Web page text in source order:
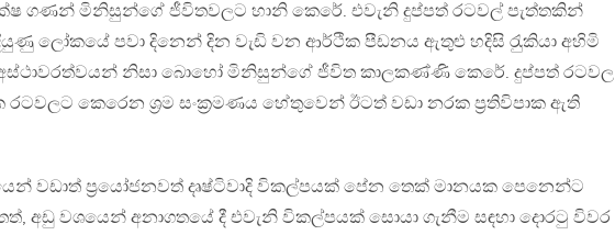
ගණන් මිනිසුන්ගේ ජීවිතවලට හානි කෙරේ. එවැනි දුප්පත් රටවල් පැත්තකින්
ලෝකයේ පවා දිනෙන් දින වැඩි වන ආර්ථික පීඩනය ඇතුළු හදිසි රැුකියා අහිමි
නිසා බොහෝ මිනිසුන්ගේ ජීවිත කාලකණ්ණි කෙරේ. දුප්පත් රටවල
රටවලට කෙරෙන ශ‍්‍රම සංක‍්‍රමණය හේතුවෙන් ඊටත් වඩා නරක ප‍්‍රතිවිපාක ඇති
වඩාත් ප‍්‍රයෝජනවත් දෘෂ්ටිවාදි විකල්පයක් පේන තෙක් මානයක පෙනෙන්ට
අඩු වශයෙන් අනාගතයේ දී එවැනි විකල්පයක් සොයා ගැනීම සඳහා දොරටු විවර